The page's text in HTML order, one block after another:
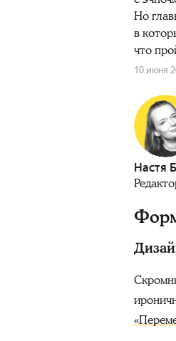
Но
в
что
10 июня
Настя